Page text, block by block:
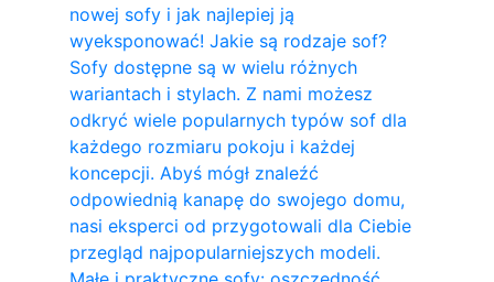
nowej sofy i jak najlepiej ją
wyeksponować! Jakie są rodzaje sof?
Sofy dostępne są w wielu różnych
wariantach i stylach. Z nami możesz
odkryć wiele popularnych typów sof dla
każdego rozmiaru pokoju i każdej
koncepcji. Abyś mógł znaleźć
odpowiednią kanapę do swojego domu,
nasi eksperci od przygotowali dla Ciebie
przegląd najpopularniejszych modeli.